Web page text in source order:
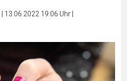
| 13.06.2022 19:06 Uhr|